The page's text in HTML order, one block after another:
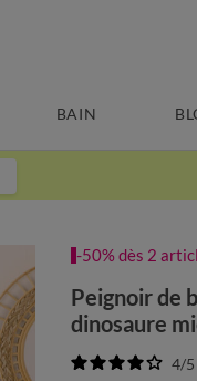
BAIN
-50% dès 2
Peignoir de
dinosaure
4/5